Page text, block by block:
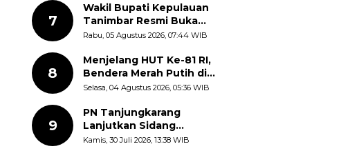
7
Wakil Bupati Kepulauan
Tanimbar Resmi Buka
Rangkaian Peringatan HUT
Diajak Perkuat Semangat
Nasionalisme
Rabu, 05 Agustus 2026, 07:44 WIB
8
Menjelang HUT Ke-81 RI,
Bendera Merah Putih di
Kantor Dinas Kehutanan
Selasa, 04 Agustus 2026, 05:36 WIB
9
PN Tanjungkarang
Lanjutkan Sidang
Praperadilan Enam Debt
Kamis, 30 Juli 2026, 13:38 WIB